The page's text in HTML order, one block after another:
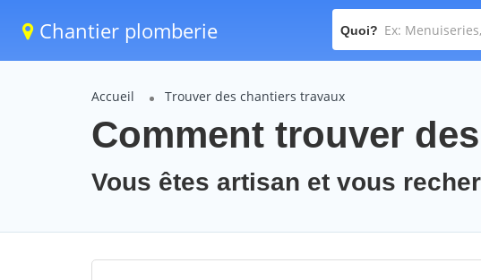
Chantier plomberie Quoi?
Accueil Trouver des chantiers travaux
Comment trouver
Vous êtes artisan et vous